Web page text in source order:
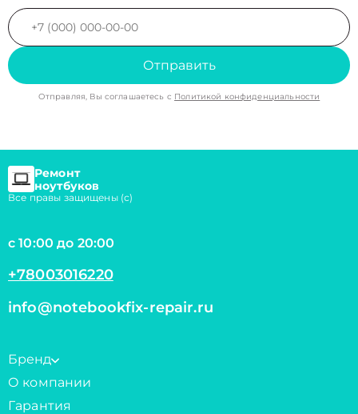
Отправить
Отправляя, Вы соглашаетесь с Политикой конфиденциальности
Ремонт
ноутбуков
Все правы защищены (с)
с 10:00 до 20:00
+78003016220
info@notebookfix-repair.ru
Бренд
О компании
Гарантия